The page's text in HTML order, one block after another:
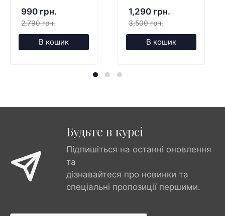
990 грн.
2,790 грн.
В кошик
1,290 грн.
3,500 грн.
В кошик
Будьте в курсі
Підпишіться на останні оновлення
та
дізнавайтеся про новинки та
спеціальні пропозиції першими.